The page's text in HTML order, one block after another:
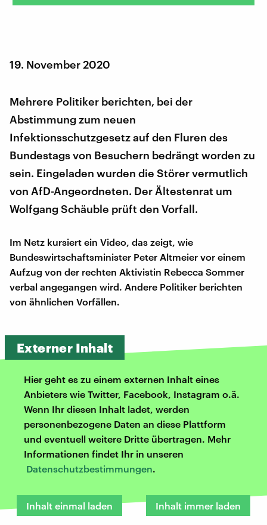
19. November 2020
Mehrere Politiker berichten, bei der
Abstimmung zum neuen
Infektionsschutzgesetz auf den Fluren des
Bundestags von Besuchern bedrängt worden zu
sein. Eingeladen wurden die Störer vermutlich
von AfD-Angeordneten. Der Ältestenrat um
Wolfgang Schäuble prüft den Vorfall.
Im Netz kursiert ein Video, das zeigt, wie
Bundeswirtschaftsminister Peter Altmeier vor einem
Aufzug von der rechten Aktivistin Rebecca Sommer
verbal angegangen wird. Andere Politiker berichten
von ähnlichen Vorfällen.
Externer Inhalt
Hier geht es zu einem externen Inhalt eines
Anbieters wie Twitter, Facebook, Instagram o.ä.
Wenn Ihr diesen Inhalt ladet, werden
personenbezogene Daten an diese Plattform
und eventuell weitere Dritte übertragen. Mehr
Informationen findet Ihr in unseren
Datenschutzbestimmungen.
Inhalt einmal laden Inhalt immer laden